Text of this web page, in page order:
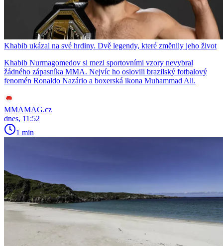
Khabib ukázal na své hrdiny. Dvě legendy, které změnily jeho život
Khabib Nurmagomedov si mezi sportovními vzory nevybral
žádného zápasníka MMA. Nejvíc ho oslovili brazilský fotbalový
fenomén Ronaldo Nazário a boxerská ikona Muhammad Ali.
MMAMAG.cz
dnes, 11:52
1 min